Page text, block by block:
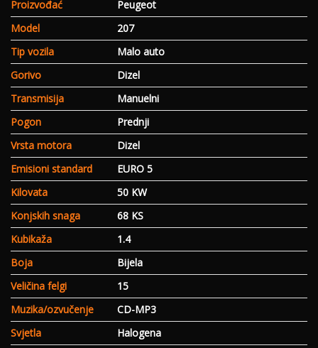
Proizvođać
Peugeot
Model
207
Tip vozila
Malo auto
Gorivo
Dizel
Transmisija
Manuelni
Pogon
Prednji
Vrsta motora
Dizel
Emisioni standard
EURO 5
Kilovata
50 KW
Konjskih snaga
68 KS
Kubikaža
1.4
Boja
Bijela
Veličina felgi
15
Muzika/ozvučenje
CD-MP3
Svjetla
Halogena